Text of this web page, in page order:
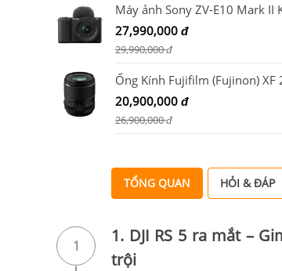
27,990,000 đ
29,990,000đ
20,900,000 đ
26,900,000đ
1
TỔNG QUAN HỎI & ĐÁP
1. DJI RS 5 ra mắt –
trội